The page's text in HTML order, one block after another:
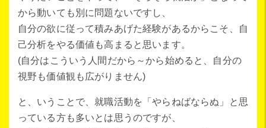
から動いても別に問題ないですし、
自分の欲に従って積みあげた経験があるからこそ、自
己分析をやる価値も高まると思います。
(自分はこういう人間だから～から始めると、自分の
視野も価値観も広がりません)
と、いうことで、就職活動を「やらねばならぬ」と思
っている方も多いとは思うのですが、